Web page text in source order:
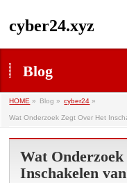
cyber24.xyz
Blog
HOME » Blog » cyber24 »
Wat Onderzoek Zegt Over Het
Wat
Inschakelen